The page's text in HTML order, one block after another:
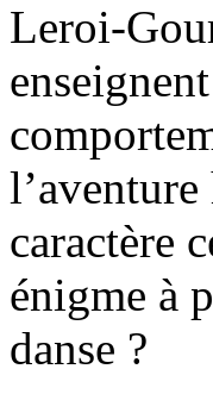
Leroi-
caractère
énigme à
danse ?